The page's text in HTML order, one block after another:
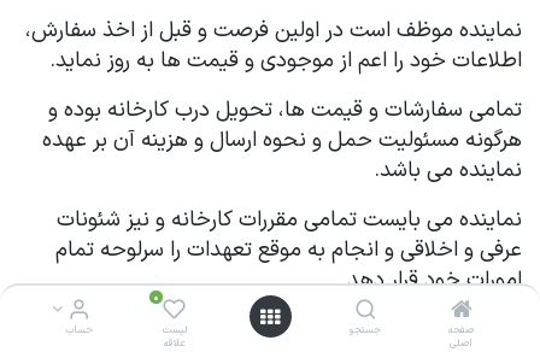
صفحه
اصلی
جستجو
0
لیست
علاقه‌
حساب
صفحه
اصلی
جستجو
0
لیست
علاقه‌
حساب
نماینده موظف است در اولین فرصت و قبل از اخذ سفارش،
اطلاعات خود را اعم از موجودی و قیمت ها به روز نماید.
تمامی سفارشات و قیمت ها، تحویل درب کارخانه بوده و
هرگونه مسئولیت حمل و نحوه ارسال و هزینه آن بر عهده
نماینده می باشد.
نماینده می بایست تمامی مقررات کارخانه و نیز شئونات
عرفی و اخلاقی و انجام به موقع تعهدات را سرلوحه تمام
امورات خود قرار دهد.
نماینده می بایست پس از عقد قرارداد با مشتری بلافاصله